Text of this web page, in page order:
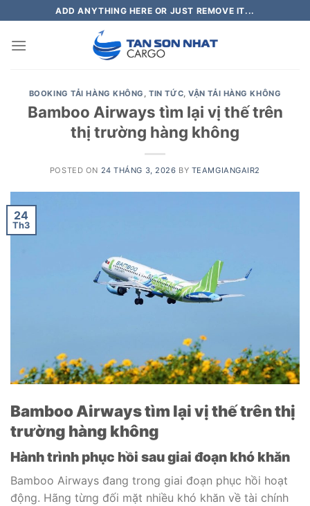
to
content
ADD ANYTHING HERE OR JUST REMOVE IT...
BOOKING TẢI HÀNG KHÔNG ,TIN TỨC,VẬN TẢI HÀNG KHÔNG
Bamboo Airways tìm lại vị thế trên
thị trường hàng không
POSTED ON 24 THÁNG 3, 2026 BY TEAMGIANGAIR2
24
Th3
Bamboo Airways tìm lại vị thế trên thị
trường hàng không
Hành trình phục hồi sau giai đoạn khó khăn
Bamboo Airways đang trong giai đoạn phục hồi hoạt
động. Hãng từng đối mặt nhiều khó khăn về tài chính